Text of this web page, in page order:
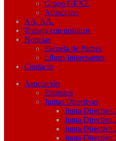
Grupo GEXE
Apasconvi
AA. AA.
Trabaja con nosotros
Noticias
Escuela de Padres
Libros Interesantes
Contacto
Asociación
Estatutos
Juntas Directivas
Junta Directiva
Junta Directiva
Junta Directiva
Junta Directiva